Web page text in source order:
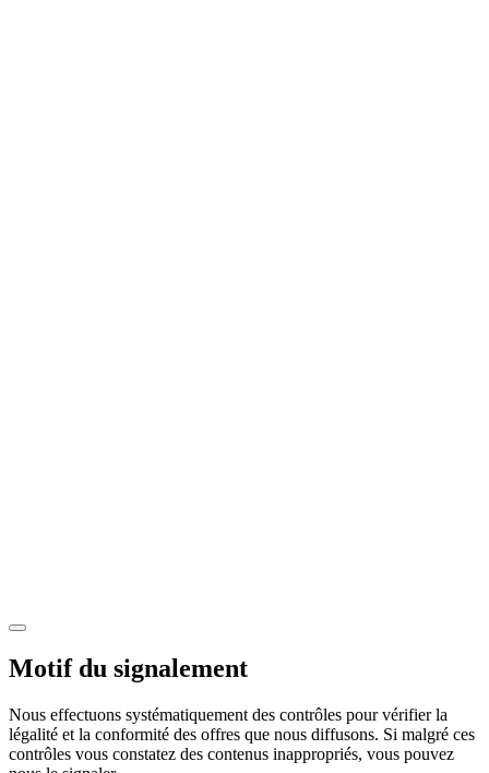
Motif du signalement
Nous effectuons systématiquement des contrôles pour vérifier la
légalité et la conformité des offres que nous diffusons. Si malgré ces
contrôles vous constatez des contenus inappropriés, vous pouvez